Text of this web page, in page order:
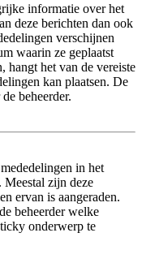
informatie over het
deze berichten dan ook
verschijnen
waarin ze geplaatst
hangt het van de vereiste
kan plaatsen. De
beheerder.
in het
Meestal zijn deze
ervan is aangeraden.
beheerder welke
onderwerp te